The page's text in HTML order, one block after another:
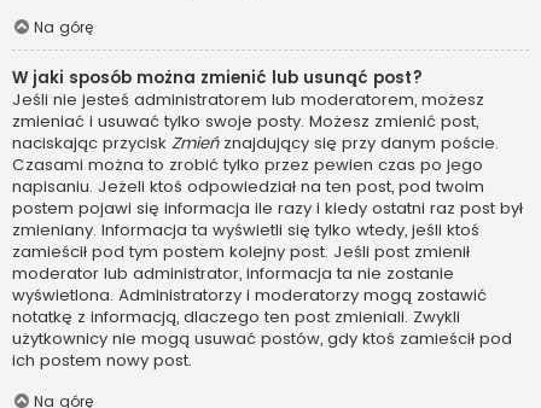
Na górę
W jaki sposób można zmienić lub usunąć post?
Jeśli nie jesteś administratorem lub moderatorem, możesz
zmieniać i usuwać tylko swoje posty. Możesz zmienić post,
naciskając przycisk Zmieńznajdujący się przy danym poście.
Czasami można to zrobić tylko przez pewien czas po jego
napisaniu. Jeżeli ktoś odpowiedział na ten post, pod twoim
postem pojawi się informacja ile razy i kiedy ostatni raz post był
zmieniany. Informacja ta wyświetli się tylko wtedy, jeśli ktoś
zamieścił pod tym postem kolejny post. Jeśli post zmienił
moderator lub administrator, informacja ta nie zostanie
wyświetlona. Administratorzy i moderatorzy mogą zostawić
notatkę z informacją, dlaczego ten post zmieniali. Zwykli
użytkownicy nie mogą usuwać postów, gdy ktoś zamieścił pod
ich postem nowy post.
Na górę